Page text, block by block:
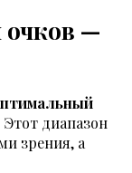
—
Этот диапазон
зрения, а